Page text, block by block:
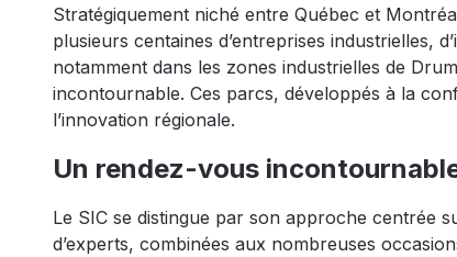
Stratégiquement niché entre Québec et
plusieurs centaines d’entreprises industrielles,
notamment dans les zones industrielles de
incontournable. Ces parcs, développés à la
l’innovation régionale.
Un rendez-vous
Le SIC se distingue par son approche centrée
d’experts, combinées aux nombreuses